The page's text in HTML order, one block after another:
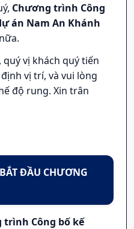
Chương trình Công
án Nam An Khánh
vị khách quý tiến
vị trí, và vui lòng
độ rung. Xin trân
ĐẦU CHƯƠNG
trình Công bố kế